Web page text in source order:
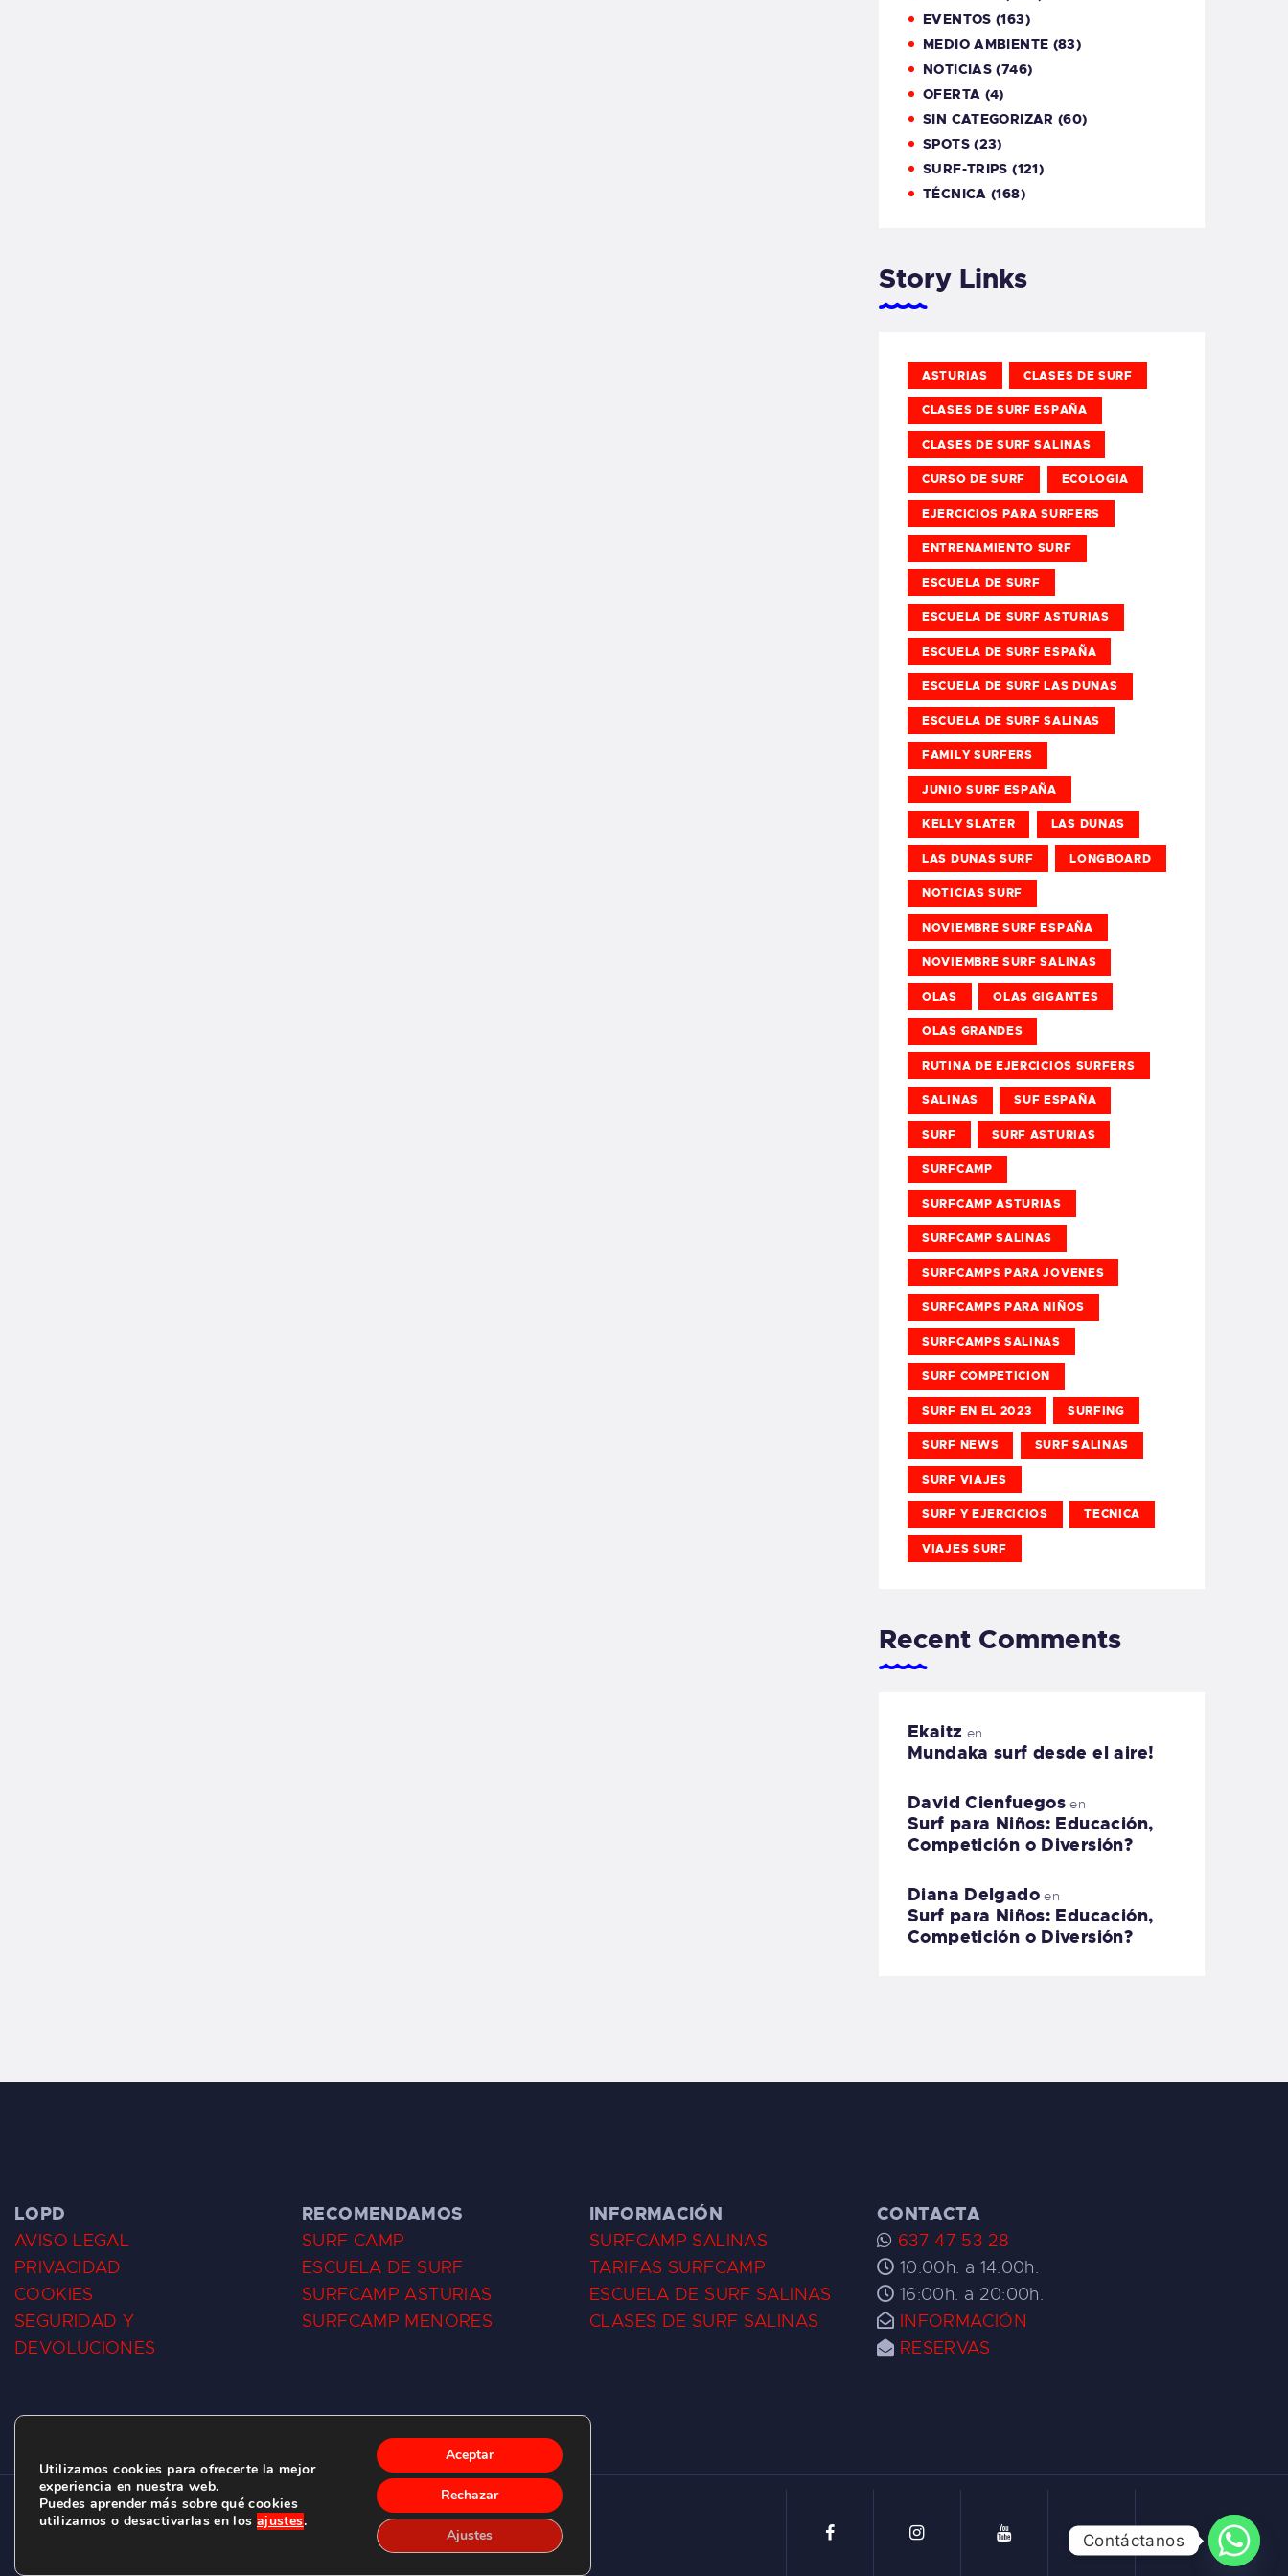
EVENTOS (163)
MEDIO AMBIENTE (83)
NOTICIAS (746)
OFERTA (4)
SIN CATEGORIZAR (60)
SPOTS(23)
SURF-TRIPS (121)
TÉCNICA (168)
Story Links
ASTURIAS CLASES DE SURF
CLASES DE SURF ESPAÑA
CLASES DE SURF SALINAS
CURSO DE SURF ECOLOGIA
EJERCICIOS PARA SURFERS
ENTRENAMIENTO SURF
ESCUELA DE SURF
ESCUELA DE SURF ASTURIAS
ESCUELA DE SURF ESPAÑA
ESCUELA DE SURF LAS DUNAS
ESCUELA DE SURF SALINAS
FAMILY SURFERS
JUNIO SURF ESPAÑA
KELLY SLATER LAS DUNAS
LAS DUNAS SURF LONGBOARD
NOTICIAS SURF
NOVIEMBRE SURF ESPAÑA
NOVIEMBRE SURF SALINAS
OLAS OLAS GIGANTES
OLAS GRANDES
RUTINA DE EJERCICIOS SURFERS
SALINAS SUF ESPAÑA
SURF SURF ASTURIAS
SURFCAMP
SURFCAMP ASTURIAS
SURFCAMP SALINAS
SURFCAMPS PARA JOVENES
SURFCAMPS PARA NIÑOS
SURFCAMPS SALINAS
SURF COMPETICION
SURF EN EL 2023 SURFING
SURF NEWS SURF SALINAS
SURF VIAJES
SURF Y EJERCICIOS TECNICA
VIAJES SURF
Recent Comments
Ekaitz en
Mundaka surf desde el aire!
David Cienfuegos en
Surf para Niños: Educación,
Competición o Diversión?
Diana Delgadoen
Surf para Niños: Educación,
Competición o Diversión?
LOPD
AVISO LEGAL
PRIVACIDAD
COOKIES
SEGURIDAD Y
DEVOLUCIONES
RECOMENDAMOS
SURF CAMP
ESCUELA DE SURF
SURFCAMP ASTURIAS
SURFCAMP MENORES
INFORMACIÓN
SURFCAMP SALINAS
TARIFAS SURFCAMP
ESCUELA DE SURF SALINAS
CLASES DE SURF SALINAS
CONTACTA
637 47 53 28
10:00h. a 14:00h.
16:00h. a 20:00h.
INFORMACIÓN
RESERVAS
CLUB DE SURF LAS DUNAS ©2026.
C/ BERNARDO ÁLVAREZ GALAN 1, SALINAS (ASTURIAS)
Utilizamos cookies para ofrecerte la mejor
experiencia en nuestra web.
Puedes aprender más sobre qué cookies
utilizamos o desactivarlas en los ajustes.
Aceptar
Rechazar
Ajustes Contáctanos